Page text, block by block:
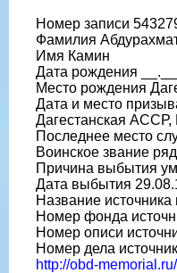
Номер записи
Фамилия
Имя Камин
Дата рождения
Место рождения
Дата и место
Дагестанская АССР,
Последнее место
Воинское звание
Причина выбытия
Дата выбытия
Название
Номер фонда
Номер описи
Номер дела
http://obd-